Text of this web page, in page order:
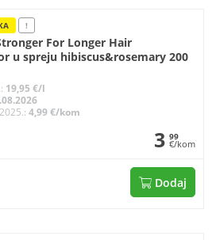
!
For Longer Hair
u spreju hibiscus&rosemary 200
19,95 €/l
4,99 €/kom
3 99
€/kom
Dodaj